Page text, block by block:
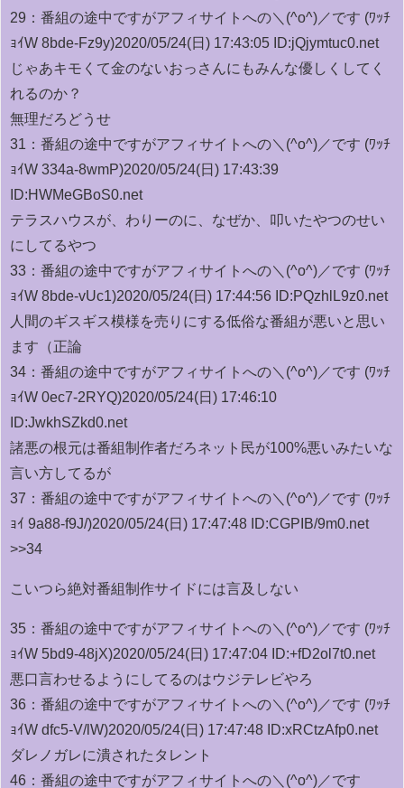
29： 番組の途中ですがアフィサイトへの＼(^o^)／です (ﾜｯﾁ
ｮｲW 8bde-Fz9y)2020/05/24(日) 17:43:05 ID:jQjymtuc0.net
じゃあキモくて金のないおっさんにもみんな優しくしてく
れるのか？
無理だろどうせ
31： 番組の途中ですがアフィサイトへの＼(^o^)／です (ﾜｯﾁ
ｮｲW 334a-8wmP)2020/05/24(日) 17:43:39
ID:HWMeGBoS0.net
テラスハウスが、わりーのに、なぜか、叩いたやつのせい
にしてるやつ
33： 番組の途中ですがアフィサイトへの＼(^o^)／です (ﾜｯﾁ
ｮｲW 8bde-vUc1)2020/05/24(日) 17:44:56 ID:PQzhlL9z0.net
人間のギスギス模様を売りにする低俗な番組が悪いと思い
ます（正論
34： 番組の途中ですがアフィサイトへの＼(^o^)／です (ﾜｯﾁ
ｮｲW 0ec7-2RYQ)2020/05/24(日) 17:46:10
ID:JwkhSZkd0.net
諸悪の根元は番組制作者だろネット民が100%悪いみたいな
言い方してるが
37： 番組の途中ですがアフィサイトへの＼(^o^)／です (ﾜｯﾁ
ｮｲ 9a88-f9J/)2020/05/24(日) 17:47:48 ID:CGPIB/9m0.net
>>34
こいつら絶対番組制作サイドには言及しない
35： 番組の途中ですがアフィサイトへの＼(^o^)／です (ﾜｯﾁ
ｮｲW 5bd9-48jX)2020/05/24(日) 17:47:04 ID:+fD2ol7t0.net
悪口言わせるようにしてるのはウジテレビやろ
36： 番組の途中ですがアフィサイトへの＼(^o^)／です (ﾜｯﾁ
ｮｲW dfc5-V/lW)2020/05/24(日) 17:47:48 ID:xRCtzAfp0.net
ダレノガレに潰されたタレント
46： 番組の途中ですがアフィサイトへの＼(^o^)／です